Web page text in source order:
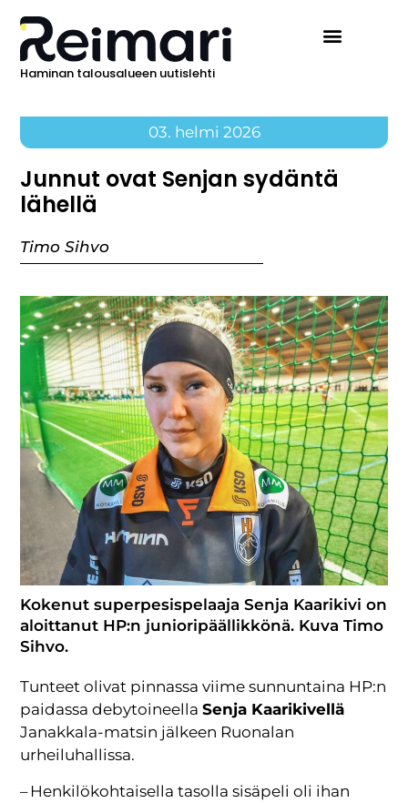
Haminan talousalueen uutislehti
03. helmi 2026
Junnut ovat Senjan sydäntä
lähellä
Timo Sihvo
Kokenut superpesispelaaja Senja Kaarikivi on
aloittanut HP:n junioripäällikkönä. Kuva Timo
Sihvo.
Tunteet olivat pinnassa viime sunnuntaina HP:n
paidassa debytoineellaSenja Kaarikivellä
Janakkala-matsin jälkeen Ruonalan
urheiluhallissa.
– Henkilökohtaisella tasolla sisäpeli oli ihan